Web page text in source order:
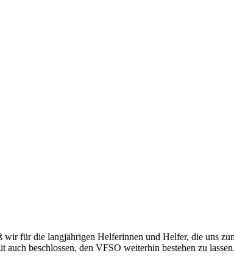
für die langjährigen Helferinnen und Helfer, die uns
beschlossen, den VFSO weiterhin bestehen zu